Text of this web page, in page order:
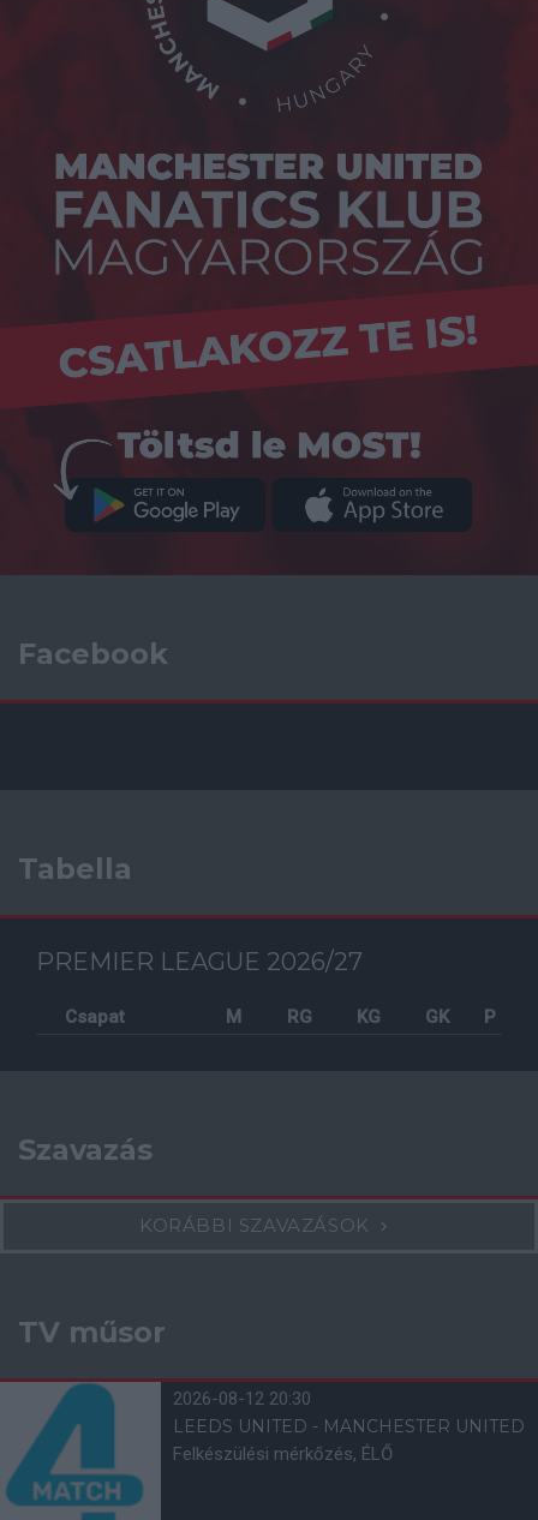
Facebook
Tabella
PREMIER LEAGUE 2026/27
Csapat M RG KG GK P
Szavazás
KORÁBBI SZAVAZÁSOK
TV műsor
2026-08-12 20:30
LEEDS UNITED - MANCHESTER UNITED
Felkészülési mérkőzés, ÉLŐ